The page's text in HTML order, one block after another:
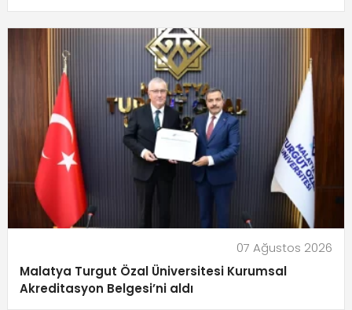
07 Ağustos 2026
Malatya Turgut Özal Üniversitesi Kurumsal
Akreditasyon Belgesi’ni aldı